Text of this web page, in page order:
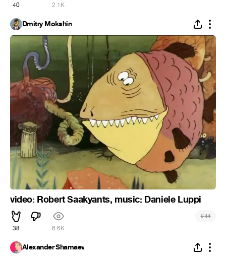
40 2.1K
Dmitry Mokshin
video: Robert Saakyants, music: Daniele Luppi
38 6.6K
#44
Alexander Shamaev